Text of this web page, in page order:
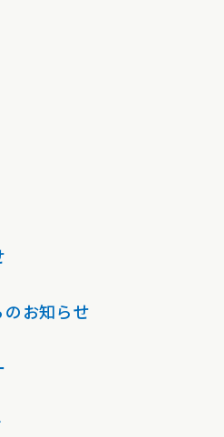
とを掲げて確認しま
りを通して、豊かな
つの機会に参加するこ
も提案していきま
行の鉾建て中
お知らせ